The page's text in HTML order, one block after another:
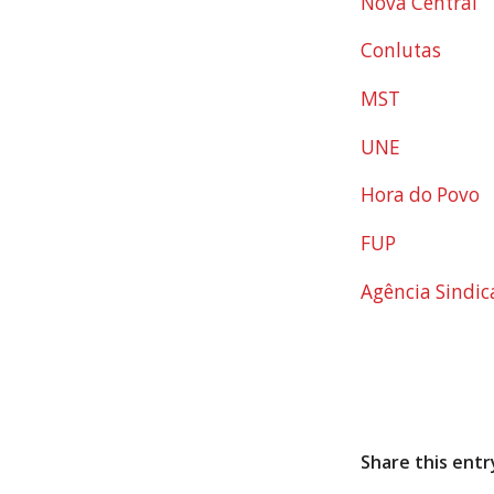
Conlutas
MST
UNE
Hora do Povo
FUP
Agência
Share this